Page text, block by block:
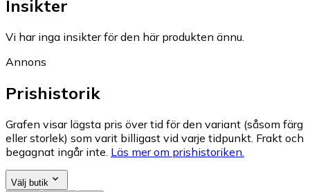
Insikter
Vi har inga insikter för den här produkten ännu.
Annons
Prishistorik
Grafen visar lägsta pris över tid för den variant (såsom färg
eller storlek) som varit billigast vid varje tidpunkt. Frakt och
begagnat ingår inte. Läs mer om prishistoriken.
Välj butik